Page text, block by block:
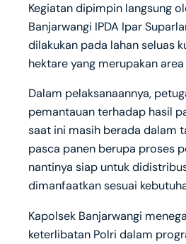
Kegiatan dipimpin langsung
Banjarwangi IPDA Ipar
dilakukan pada lahan seluas
hektare yang merupakan
Dalam pelaksanaannya,
pemantauan terhadap hasil
saat ini masih berada dalam
pasca panen berupa proses
nantinya siap untuk
dimanfaatkan sesuai
Kapolsek Banjarwangi
keterlibatan Polri dalam